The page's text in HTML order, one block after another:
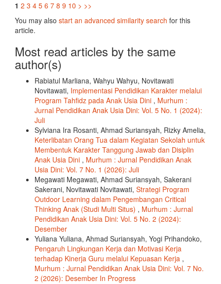
1 2 3 4 5 6 7 8 9 10 > >>
You may also start an advanced similarity search for this
article.
Most read articles by the same
author(s)
Rabiatul Marliana, Wahyu Wahyu, Novitawati
Novitawati, Implementasi Pendidikan Karakter melalui
Program Tahfidz pada Anak Usia Dini , Murhum :
Jurnal Pendidikan Anak Usia Dini: Vol. 5 No. 1 (2024):
Juli
Sylviana Ira Rosanti, Ahmad Suriansyah, Rizky Amelia,
Keterlibatan Orang Tua dalam Kegiatan Sekolah untuk
Membentuk Karakter Tanggung Jawab dan Disiplin
Anak Usia Dini , Murhum : Jurnal Pendidikan Anak
Usia Dini: Vol. 7 No. 1 (2026): Juli
Megawati Megawati, Ahmad Suriansyah, Sakerani
Sakerani, Novitawati Novitawati, Strategi Program
Outdoor Learning dalam Pengembangan Critical
Thinking Anak (Studi Multi Situs) , Murhum : Jurnal
Pendidikan Anak Usia Dini: Vol. 5 No. 2 (2024):
Desember
Yuliana Yuliana, Ahmad Suriansyah, Yogi Prihandoko,
Pengaruh Lingkungan Kerja dan Motivasi Kerja
terhadap Kinerja Guru melalui Kepuasan Kerja ,
Murhum : Jurnal Pendidikan Anak Usia Dini: Vol. 7 No.
2 (2026): Desember In Progress